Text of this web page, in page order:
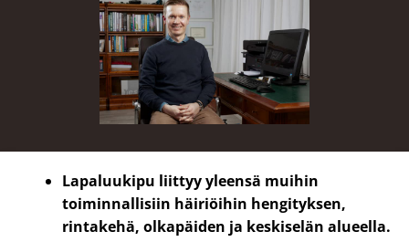
Lapaluukipu liittyy yleensä muihin
toiminnallisiin häiriöihin hengityksen,
rintakehä, olkapäiden ja keskiselän alueella.